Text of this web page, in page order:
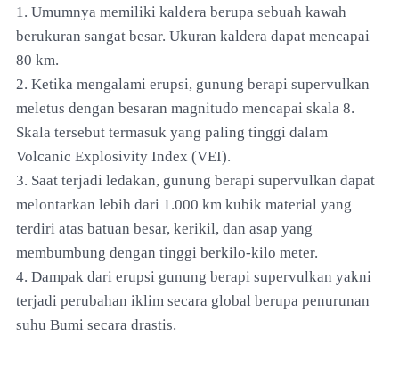
1. Umumnya memiliki kaldera berupa sebuah kawah
berukuran sangat besar. Ukuran kaldera dapat mencapai
80 km.
2. Ketika mengalami erupsi, gunung berapi supervulkan
meletus dengan besaran magnitudo mencapai skala 8.
Skala tersebut termasuk yang paling tinggi dalam
Volcanic Explosivity Index (VEI).
3. Saat terjadi ledakan, gunung berapi supervulkan dapat
melontarkan lebih dari 1.000 km kubik material yang
terdiri atas batuan besar, kerikil, dan asap yang
membumbung dengan tinggi berkilo-kilo meter.
4. Dampak dari erupsi gunung berapi supervulkan yakni
terjadi perubahan iklim secara global berupa penurunan
suhu Bumi secara drastis.